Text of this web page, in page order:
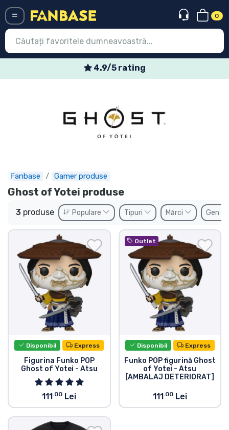
0
4.9/5 rating
Fanbase Gamer produse
Ghost of Yotei produse
3 produse Populare Tipuri Mărci Gen
Disponibil Express
Figurina Funko POP
Ghost of Yotei - Atsu
111.00 Lei
Outlet
Disponibil Express
Funko POP figurină Ghost
of Yotei - Atsu
[AMBALAJ DETERIORAT]
111.00Lei
Precomenzi
Outlet produse
Transport și plată
Sortare după serie
Sortare după filme
Sortare după desene animate
Sortare după Anime
Sortare după jocuri
Sortare după sport